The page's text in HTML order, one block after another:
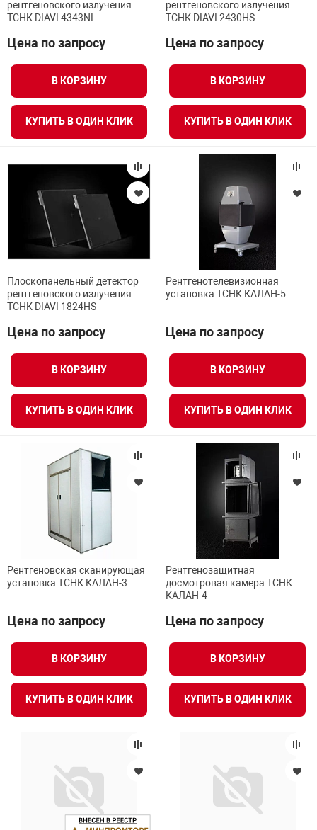
техника
автомобили
информации
средства охраны
безопасность
оборудование
рентгеновского излучения
ТСНК DIAVI 4343NI
Цена по запросу
В КОРЗИНУ
КУПИТЬ В ОДИН КЛИК
рентгеновского излучения
ТСНК DIAVI 2430HS
Цена по запросу
В КОРЗИНУ
КУПИТЬ В ОДИН КЛИК
Плоскопанельный детектор
рентгеновского излучения
ТСНК DIAVI 1824HS
Цена по запросу
В КОРЗИНУ
КУПИТЬ В ОДИН КЛИК
Рентгенотелевизионная
установка ТСНК КАЛАН-5
Цена по запросу
В КОРЗИНУ
КУПИТЬ В ОДИН КЛИК
Рентгеновская сканирующая
установка ТСНК КАЛАН-3
Цена по запросу
В КОРЗИНУ
КУПИТЬ В ОДИН КЛИК
Рентгенозащитная
досмотровая камера ТСНК
КАЛАН-4
Цена по запросу
В КОРЗИНУ
КУПИТЬ В ОДИН КЛИК